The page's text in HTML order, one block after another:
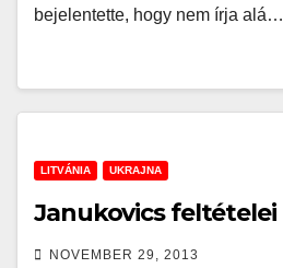
bejelentette, hogy nem írja alá…
LITVÁNIA UKRAJNA
Janukovics feltételei
NOVEMBER 29, 2013